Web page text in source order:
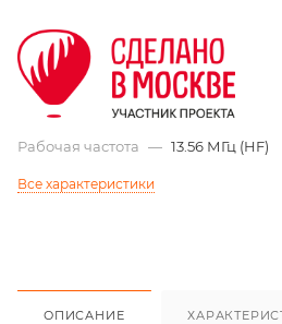
Рабочая частота — 13.56 МГц (HF)
Все характеристики
ОПИСАНИЕ